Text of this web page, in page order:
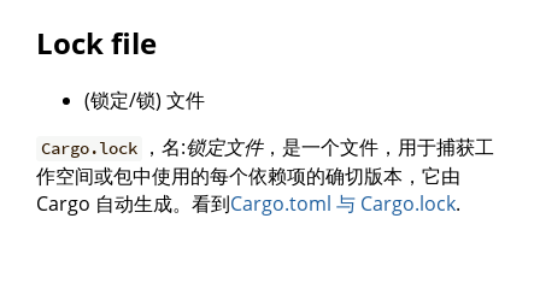
Lock file
(锁定/锁) 文件
Cargo.lock ，名:锁定文件，是一个文件，用于捕获工
作空间或包中使用的每个依赖项的确切版本，它由
Cargo 自动生成。看到Cargo.toml 与 Cargo.lock.